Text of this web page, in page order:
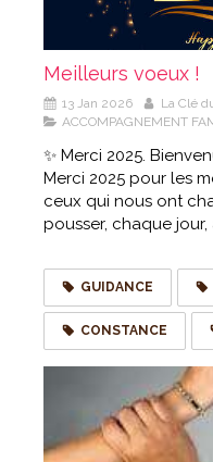
Meilleurs voeux !
13 Jan 2026
La Clé
ACCOMPAGNEMENT
✨ Merci 2025.
Merci 2025 pour les
ceux qui nous ont
pousser, chaque jour,
GUIDANCE
CONSTANCE